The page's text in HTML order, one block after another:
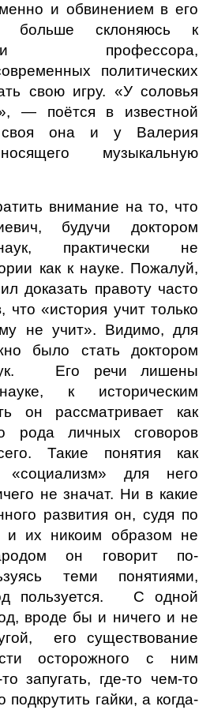
и обвинением в его
больше склоняюсь к
профессора,
политических
свою игру. «У соловья
— поётся в известной
она и у Валерия
музыкальную
внимание на то, что
будучи доктором
практически не
как к науке. Пожалуй,
доказать правоту часто
что «история учит только
не учит». Видимо, для
было стать доктором
Его речи лишены
к историческим
он рассматривает как
рода личных сговоров
Такие понятия как
«социализм» для него
не значат. Ни в какие
развития он, судя по
их никоим образом не
он говорит по-
теми понятиями,
пользуется. С одной
вроде бы и ничего и не
его существование
осторожного с ним
запугать, где-то чем-то
подкрутить гайки, а когда-